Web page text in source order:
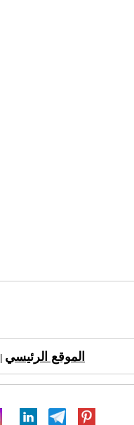
الموقع الرئيسي